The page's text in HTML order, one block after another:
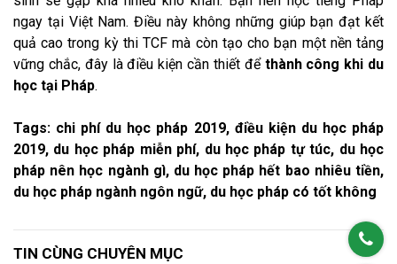
ngay tại Việt Nam. Điều này không những giúp bạn đạt kết
quả cao trong kỳ thi TCF mà còn tạo cho bạn một nền tảng
vững chắc, đây là điều kiện cần thiết để thành công khi du
học tại Pháp.
Tags: chi phí du học pháp 2019, điều kiện du học pháp
2019, du học pháp miễn phí, du học pháp tự túc, du học
pháp nên học ngành gì, du học pháp hết bao nhiêu tiền,
du học pháp ngành ngôn ngữ, du học pháp có tốt không
TIN CÙNG CHUYÊN MỤC